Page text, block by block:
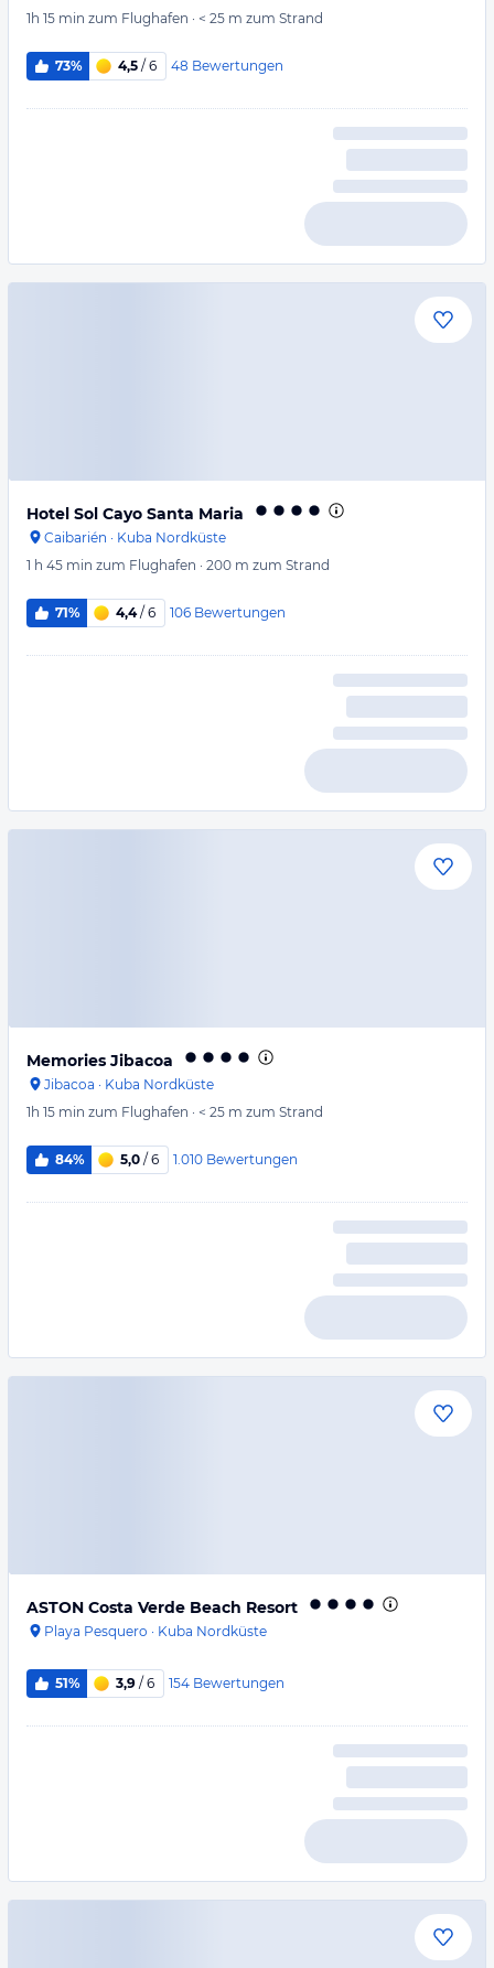
1h 15 min zum Flughafen · < 25 m zum Strand
73% 4,5 / 6 48 Bewertungen
Hotel Sol Cayo Santa Maria
Caibarién · Kuba Nordküste
1 h 45 min zum Flughafen · 200 m zum Strand
71% 4,4/ 6 106 Bewertungen
Memories Jibacoa
Jibacoa · Kuba Nordküste
1h 15 min zum Flughafen · < 25 m zum Strand
84% 5,0 / 6 1.010 Bewertungen
ASTON Costa Verde Beach Resort
Playa Pesquero · Kuba Nordküste
51% 3,9 / 6 154 Bewertungen